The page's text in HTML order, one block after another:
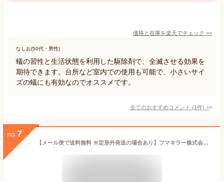
価格と在庫を楽天でチェック >>
なしお(50代・男性)
蟻の習性と生活状態を利用した駆除剤で、全滅させる効果を
期待できます。台所など室内での使用も可能で、小さいサイ
ズの蟻にも有効なのでオススメです。
全てのおすすめコメント (1件) >
no. 7
【メール便で送料無料 ※定形外発送の場合あり】フマキラー株式会社フマキラー カダン アリカダン ウルトラ 巣のアリ退治 10個入＜花壇 殺虫剤 アリ用＞